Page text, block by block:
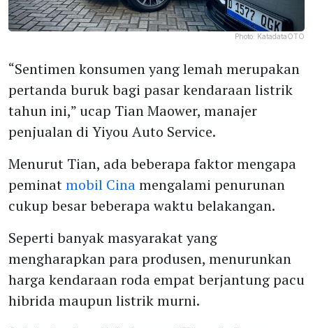
Photo: KatadataOTO
“Sentimen konsumen yang lemah merupakan
pertanda buruk bagi pasar kendaraan listrik
tahun ini,” ucap Tian Maower, manajer
penjualan di Yiyou Auto Service.
Menurut Tian, ada beberapa faktor mengapa
peminatmobil Cinamengalami penurunan
cukup besar beberapa waktu belakangan.
Seperti banyak masyarakat yang
mengharapkan para produsen, menurunkan
harga kendaraan roda empat berjantung pacu
hibrida maupun listrik murni.